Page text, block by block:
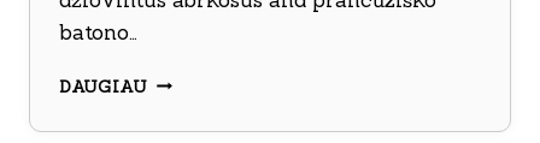
batono…
DAUGIAUKUMPIO
SŪRIO